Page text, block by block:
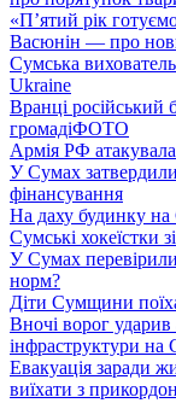
«П’ятий рік
Васюнін — про
Сумська
Ukraine
Вранці російський
громадіФОТО
Армія РФ
У Сумах
фінансування
На даху будинку
Сумські хокеїстки
У Сумах
норм?
Діти Сумщини
Вночі ворог ударив
інфраструктури на
Евакуація заради
виїхати з